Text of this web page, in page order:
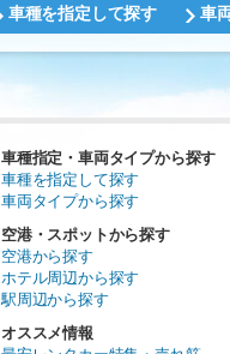
車種を指定して探す 車
車種指定・車両タイプから探す
車種を指定して探す
車両タイプから探す
空港・スポットから探す
空港から探す
ホテル周辺から探す
駅周辺から探す
オススメ情報